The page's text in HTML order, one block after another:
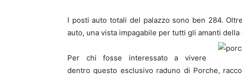
I posti auto totali del palazzo sono ben 284.
auto, una vista impagabile per tutti gli amanti
Per chi fosse interessato a vivere
dentro questo esclusivo raduno di Porche,